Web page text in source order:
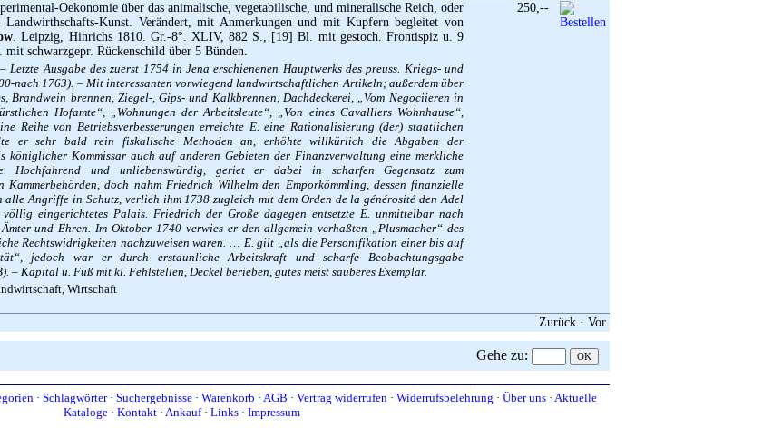
Oekonomie über das animalische, vegetabilische, und mineralische Reich, oder
Landwirthschafts-Kunst. Verändert, mit Anmerkungen und mit Kupfern begleitet von
. Leipzig, Hinrichs 1810. Gr.-8°. XLIV, 882 S., [19] Bl. mit gestoch. Frontispiz u. 9
schwarzgepr. Rückenschild über 5 Bünden.
Letzte Ausgabe des zuerst 1754 in Jena erschienenen Hauptwerks des preuss. Kriegs- und
nach 1763). – Mit interessanten vorwiegend landwirtschaftlichen Artikeln; außerdem über
Brandwein brennen, Ziegel-, Gips- und Kalkbrennen, Dachdeckerei, „Vom Negociieren in
Hofamte“, „Wohnungen der Arbeitsleute“, „Von eines Cavalliers Wohnhause“,
Reihe von Betriebsverbesserungen erreichte E. eine Rationalisierung (der) staatlichen
er sehr bald rein fiskalische Methoden an, erhöhte willkürlich die Abgaben der
königlicher Kommissar auch auf anderen Gebieten der Finanzverwaltung eine merkliche
Hochfahrend und unliebenswürdig, geriet er dabei in scharfen Gegensatz zum
Kammerbehörden, doch nahm Friedrich Wilhelm den Emporkömmling, dessen finanzielle
Angriffe in Schutz, verlieh ihm 1738 zugleich mit dem Orden de la générosité den Adel
eingerichtetes Palais. Friedrich der Große dagegen entsetzte E. unmittelbar nach
und Ehren. Im Oktober 1740 verwies er den allgemein verhaßten „Plusmacher“ des
Rechtswidrigkeiten nachzuweisen waren. … E. gilt „als die Personifikation einer bis auf
jedoch war er durch erstaunliche Arbeitskraft und scharfe Beobachtungsgabe
– Kapital u. Fuß mit kl. Fehlstellen, Deckel berieben, gutes meist sauberes Exemplar.
Wirtschaft
250,--
Zurück · Vor
Gehe zu:
· Schlagwörter· Suchergebnisse · Warenkorb · AGB · Vertrag widerrufen · Widerrufsbelehrung · Über uns · Aktuelle
Kataloge· Kontakt· Ankauf· Links· Impressum